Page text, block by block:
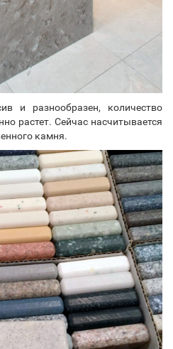
и разнообразен, количество
растет. Сейчас насчитывается
камня.